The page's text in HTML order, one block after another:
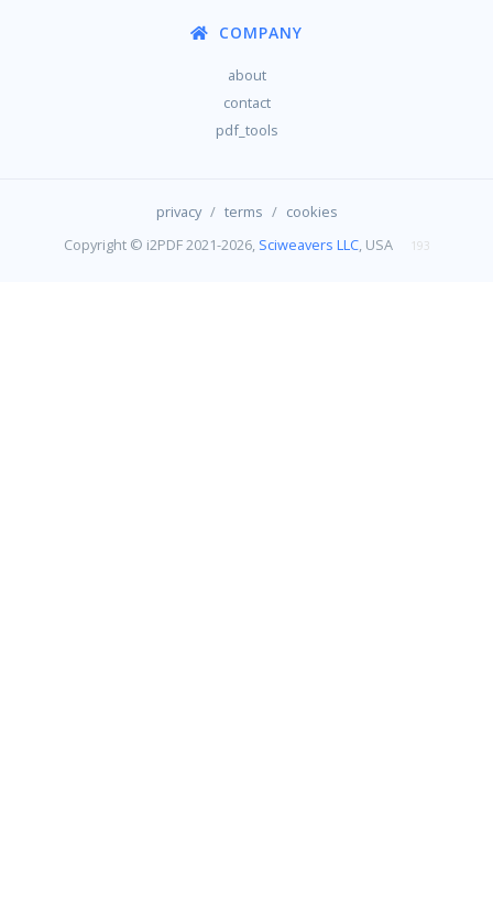
COMPANY
about
contact
pdf_tools
privacy / terms / cookies
Copyright © i2PDF 2021-2026, Sciweavers LLC, USA 193